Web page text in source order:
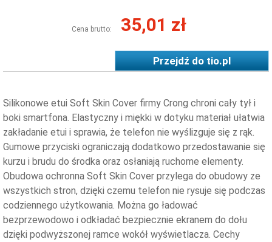
Cena brutto: 35,01 zł
Przejdź dotio.pl
Silikonowe etui Soft Skin Cover firmy Crong chroni cały tył i
boki smartfona. Elastyczny i miękki w dotyku materiał ułatwia
zakładanie etui i sprawia, że telefon nie wyślizguje się z rąk.
Gumowe przyciski ograniczają dodatkowo przedostawanie się
kurzu i brudu do środka oraz osłaniają ruchome elementy.
Obudowa ochronna Soft Skin Cover przylega do obudowy ze
wszystkich stron, dzięki czemu telefon nie rysuje się podczas
codziennego użytkowania. Można go ładować
bezprzewodowo i odkładać bezpiecznie ekranem do dołu
dzięki podwyższonej ramce wokół wyświetlacza. Cechy